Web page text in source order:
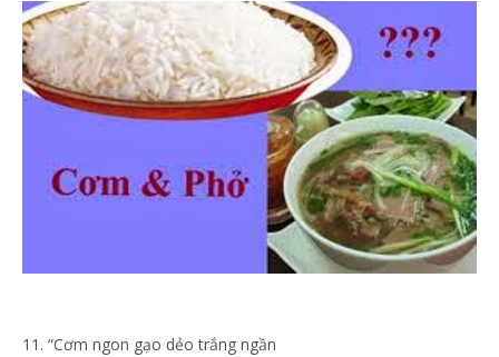
11. “Cơm ngon gạo dẻo trắng ngần